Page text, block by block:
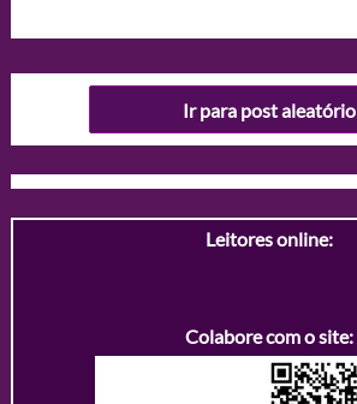
Ir para post aleatório
Leitores online:
Colabore com o site: